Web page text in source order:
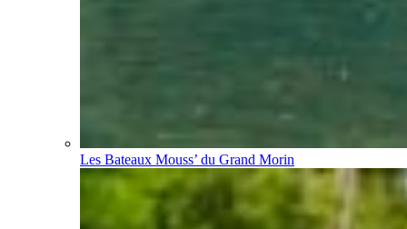
Les Bateaux Mouss’ du Grand Morin